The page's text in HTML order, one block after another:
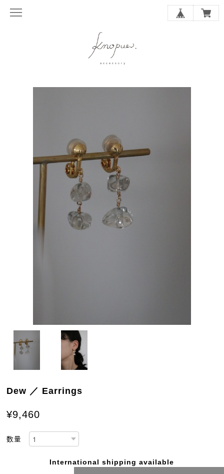
Dew ／ Earrings
¥9,460
数量
International shipping available